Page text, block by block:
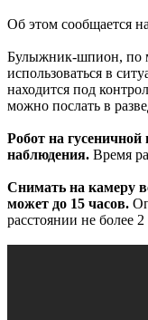
Об этом сообщается
Булыжник-шпион, по
использоваться в
находится под
можно послать в
Робот на
наблюдения. Время
Снимать на камеру
может до 15 часов.
расстоянии не более